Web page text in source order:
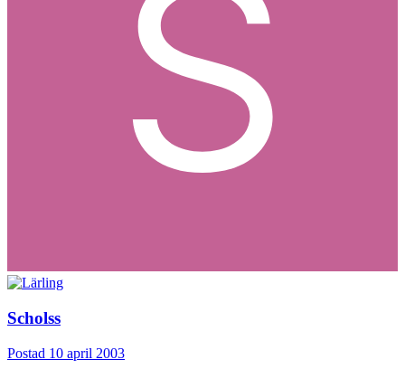
Scholss
Postad 10 april 2003